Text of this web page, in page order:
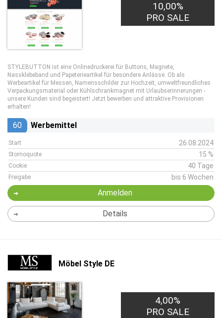
10,00%
PRO SALE
STYLEBUTTON ist eine Onlinedruckerei für Buttons, Magnete,
Nassklebeband und Papeterieartikel für besondere Anlässe. Ob als
Werbeartikel für Messen, Namensschilder zur Hochzeit, umweltfreundliches
Verpackungsmaterial oder Kühlschrankmagnet mit Urlaubserinnerungen -
unsere Kunden sind begeistert! Jetzt bewerben und attraktive Provisionen
erhalten!
60 Werbemittel
Start 26.08.2024
Stornoquote 15 %
Cookie 40 Tage
Freigabe bis 6 Wochen
Anmelden
Details
Möbel Style DE
4,00%
PRO SALE